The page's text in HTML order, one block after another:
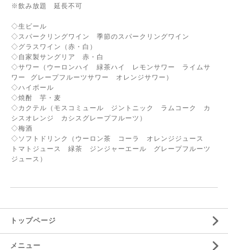
※飲み放題 延長不可
◇生ビール
◇スパークリングワイン 季節のスパークリングワイン
◇グラスワイン（赤・白）
◇自家製サングリア 赤・白
◇サワー（ウーロンハイ 緑茶ハイ レモンサワー ライムサ
ワー グレープフルーツサワー オレンジサワー）
◇ハイボール
◇焼酎 芋・麦
◇カクテル（モスコミュール ジントニック ラムコーク カ
シスオレンジ カシスグレープフルーツ）
◇梅酒
◇ソフトドリンク（ウーロン茶 コーラ オレンジジュース
トマトジュース 緑茶 ジンジャーエール グレープフルーツ
ジュース）
トップページ
メニュー